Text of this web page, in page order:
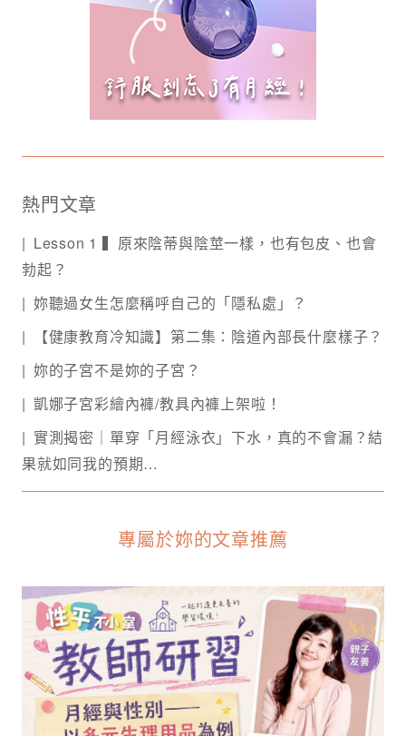
熱門文章
Lesson 1 ▍原來陰蒂與陰莖一樣，也有包皮、也會
勃起？
妳聽過女生怎麼稱呼自己的「隱私處」？
【健康教育冷知識】第二集：陰道內部長什麼樣子？
妳的子宮不是妳的子宮？
凱娜子宮彩繪內褲/教具內褲上架啦！
實測揭密｜單穿「月經泳衣」下水，真的不會漏？結
果就如同我的預期…
專屬於妳的文章推薦